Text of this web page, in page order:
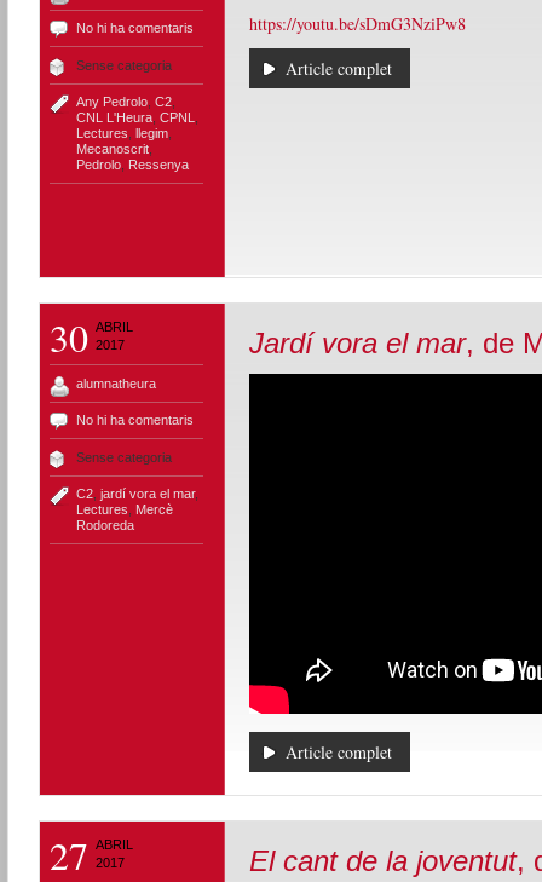
No hi ha comentaris
Sense categoria
Any Pedrolo, C2,
CNL L'Heura, CPNL
Lectures llegim,
Mecanoscrit,
Pedrolo, Ressenya
https://youtu.be/sDmG3NziPw8
Article complet
30 ABRIL
2017
alumnatheura
No hi ha comentaris
Sense categoria
C2, jardí vora el mar,
Lectures
Mercè
Rodoreda
Jardí vora el mar, de
Article complet
27 ABRIL
2017
El cant de la joventut,